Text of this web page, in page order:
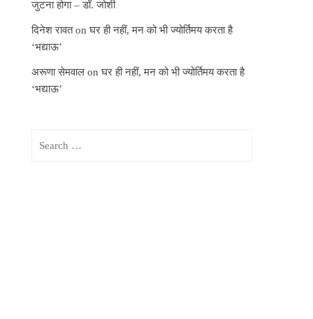
जुटना होगा – डॉ. जोशी
दिनेश रावतonघर ही नहीं, मन को भी ज्योर्तिमय करता है
‘भद्याऊ’
अरूणा सेमवाल onघर ही नहीं, मन को भी ज्योर्तिमय करता है
‘भद्याऊ’